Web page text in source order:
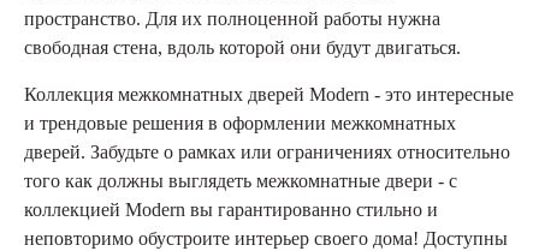
пространство. Для их полноценной работы нужна
свободная стена, вдоль которой они будут двигаться.
Коллекция межкомнатных дверей Modern - это интересные
и трендовые решения в оформлении межкомнатных
дверей. Забудьте о рамках или ограничениях относительно
того как должны выглядеть межкомнатные двери - с
коллекцией Modern вы гарантированно стильно и
неповторимо обустроите интерьер своего дома! Доступны